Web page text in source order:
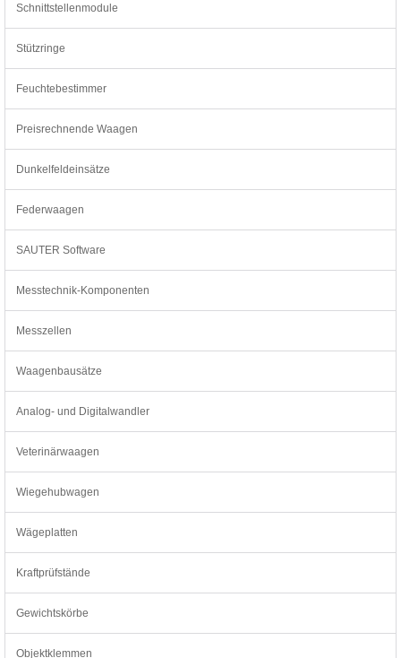
Schnittstellenmodule
Stützringe
Feuchtebestimmer
Preisrechnende Waagen
Dunkelfeldeinsätze
Federwaagen
SAUTER Software
Messtechnik-Komponenten
Messzellen
Waagenbausätze
Analog- und Digitalwandler
Veterinärwaagen
Wiegehubwagen
Wägeplatten
Kraftprüfstände
Gewichtskörbe
Objektklemmen